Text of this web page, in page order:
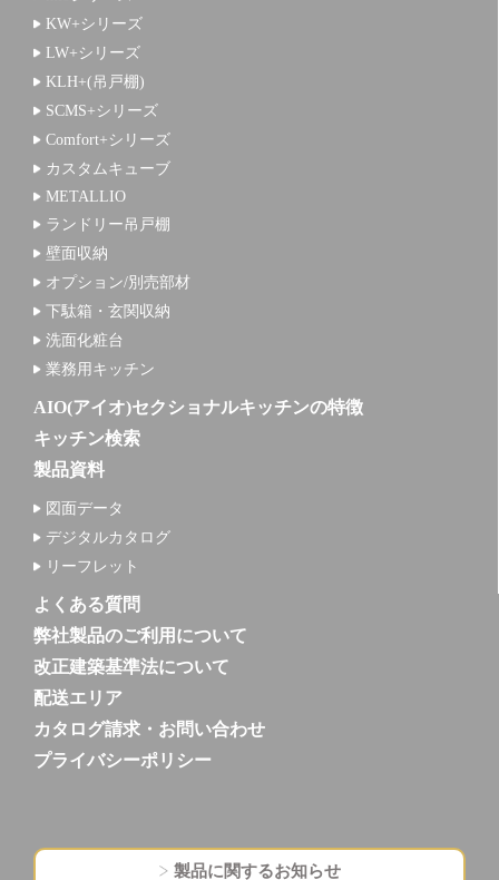
KW+シリーズ
LW+シリーズ
KLH+(吊戸棚)
SCMS+シリーズ
Comfort+シリーズ
カスタムキューブ
METALLIO
ランドリー吊戸棚
壁面収納
オプション/別売部材
下駄箱・玄関収納
洗面化粧台
業務用キッチン
AIO(アイオ)セクショナルキッチンの特徴
キッチン検索
製品資料
図面データ
デジタルカタログ
リーフレット
よくある質問
弊社製品のご利用について
改正建築基準法について
配送エリア
カタログ請求・お問い合わせ
プライバシーポリシー
製品に関するお知らせ